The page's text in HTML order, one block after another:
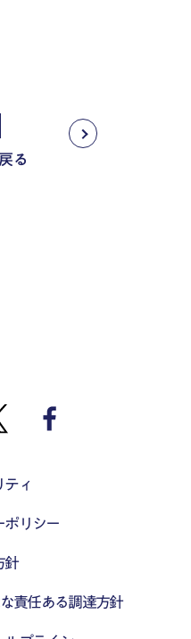
る
ティ
ポリシー
針
責任ある調達方針